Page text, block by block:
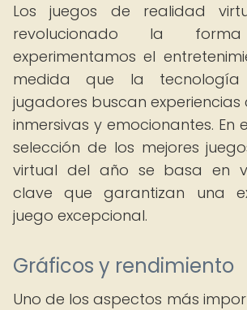
Los juegos de realidad
revolucionado la
experimentamos el
medida que la tecnología
jugadores buscan
inmersivas y emocionantes. En
selección de los mejores
virtual del año se basa en
clave que garantizan una
juego excepcional.
Gráficos y rendimiento
Uno de los aspectos más